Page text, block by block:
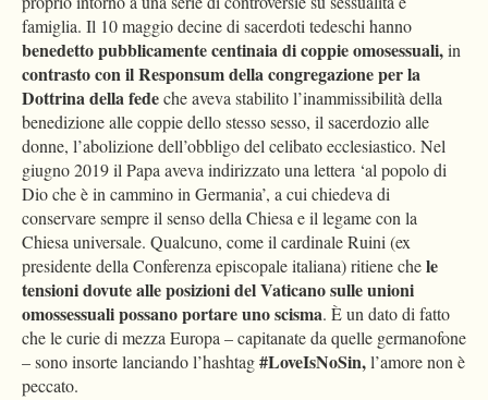
famiglia. Il 10 maggio decine di sacerdoti tedeschi hanno
benedetto pubblicamente centinaia di coppie omosessuali,in
contrasto con il Responsum della congregazione per la
Dottrina della fedeche aveva stabilito l’inammissibilità della
benedizione alle coppie dello stesso sesso, il sacerdozio alle
donne, l’abolizione dell’obbligo del celibato ecclesiastico. Nel
giugno 2019 il Papa aveva indirizzato una lettera ‘al popolo di
Dio che è in cammino in Germania’, a cui chiedeva di
conservare sempre il senso della Chiesa e il legame con la
Chiesa universale. Qualcuno, come il cardinale Ruini (ex
presidente della Conferenza episcopale italiana) ritiene chele
tensioni dovute alle posizioni del Vaticano sulle unioni
omossessuali possano portare uno scisma. È un dato di fatto
che le curie di mezza Europa – capitanate da quelle germanofone
– sono insorte lanciando l’hashtag#LoveIsNoSin,l’amore non è
peccato.